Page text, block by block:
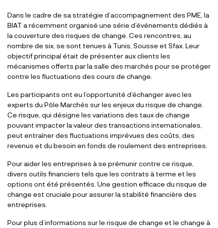
Dans le cadre de sa stratégie d’accompagnement des PME, la
BIAT a récemment organisé une série d’événements dédiés à
la couverture des risques de change. Ces rencontres, au
nombre de six, se sont tenues à Tunis, Sousse et Sfax. Leur
objectif principal était de présenter aux clients les
mécanismes offerts par la salle des marchés pour se protéger
contre les fluctuations des cours de change.
Les participants ont eu l’opportunité d’échanger avec les
experts du Pôle Marchés sur les enjeux du risque de change.
Ce risque, qui désigne les variations des taux de change
pouvant impacter la valeur des transactions internationales,
peut entraîner des fluctuations imprévues des coûts, des
revenus et du besoin en fonds de roulement des entreprises.
Pour aider les entreprises à se prémunir contre ce risque,
divers outils financiers tels que les contrats à terme et les
options ont été présentés. Une gestion efficace du risque de
change est cruciale pour assurer la stabilité financière des
entreprises.
Pour plus d’informations sur le risque de change et le change à